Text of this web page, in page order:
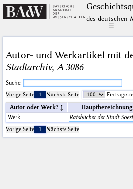
des deutschen
☰
Autor- und Werkartikel mit
Stadtarchiv, A 3086
Suche:
Vorige Seite
1 Nächste Seite Einträge
Autor oder Werk?
Werk
Ratsbücher der Stadt Soest
Vorige Seite
1 Nächste Seite